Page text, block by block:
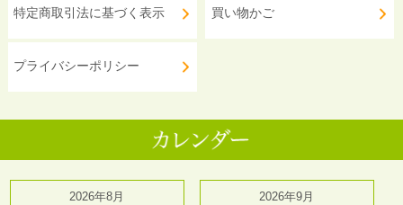
特定商取引法に基づく表示
プライバシーポリシー
買い物かご
2026年8月
2026年9月